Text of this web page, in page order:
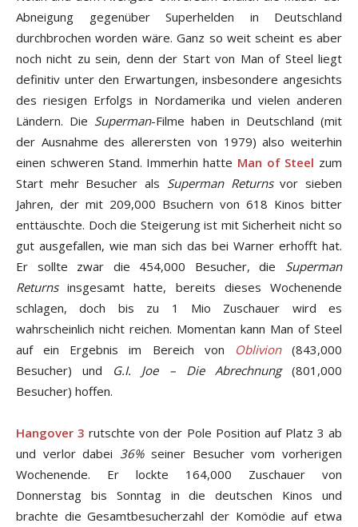
Abneigung gegenüber Superhelden in Deutschland
durchbrochen worden wäre. Ganz so weit scheint es aber
noch nicht zu sein, denn der Start von Man of Steel liegt
definitiv unter den Erwartungen, insbesondere angesichts
des riesigen Erfolgs in Nordamerika und vielen anderen
Ländern. Die Superman-Filme haben in Deutschland (mit
der Ausnahme des allerersten von 1979) also weiterhin
einen schweren Stand. Immerhin hatte Man of Steel zum
Start mehr Besucher als Superman Returnsvor sieben
Jahren, der mit 209,000 Bsuchern von 618 Kinos bitter
enttäuschte. Doch die Steigerung ist mit Sicherheit nicht so
gut ausgefallen, wie man sich das bei Warner erhofft hat.
Er sollte zwar die 454,000 Besucher, die Superman
Returnsinsgesamt hatte, bereits dieses Wochenende
schlagen, doch bis zu 1 Mio Zuschauer wird es
wahrscheinlich nicht reichen. Momentan kann Man of Steel
auf ein Ergebnis im Bereich von
Oblivion(843,000
Besucher) und G.I. Joe – Die Abrechnung(801,000
Besucher) hoffen.
Hangover 3 rutschte von der Pole Position auf Platz 3 ab
und verlor dabei 36%seiner Besucher vom vorherigen
Wochenende. Er lockte 164,000 Zuschauer von
Donnerstag bis Sonntag in die deutschen Kinos und
brachte die Gesamtbesucherzahl der Komödie auf etwa